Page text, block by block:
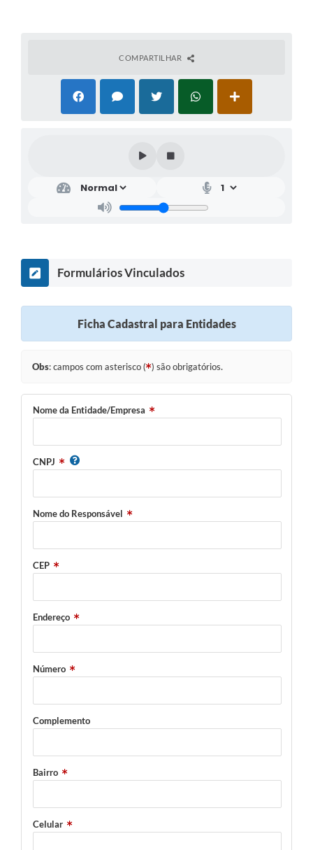
COMPARTILHAR
Formulários Vinculados
Ficha Cadastral para Entidades
Obs: campos com asterisco ( ) são obrigatórios.
Nome da Entidade/Empresa
CNPJ
Nome do Responsável
CEP
Endereço
Número
Complemento
Bairro
Celular